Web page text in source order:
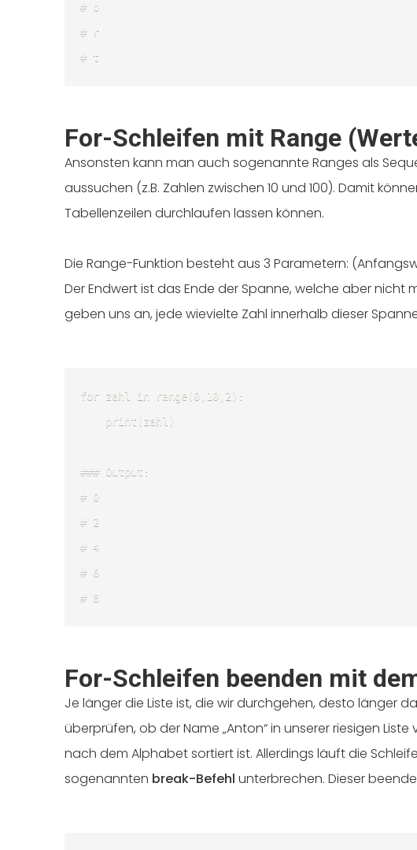
# o
# r
# t
For-Schleifen mit Range
Ansonsten kann man auch sogenannte Ranges als
aussuchen (z.B. Zahlen zwischen 10 und 100). Damit
Tabellenzeilen durchlaufen lassen können.
Die Range-Funktion besteht aus 3 Parametern:
Der Endwert ist das Ende der Spanne, welche aber nicht
geben uns an, jede wievielte Zahl innerhalb dieser
for zahl in range(0,10,2):
### Output:
# 0
# 2
# 4
# 6
# 8
For-Schleifen beenden mit
Je länger die Liste ist, die wir durchgehen, desto länger
überprüfen, ob der Name „Anton“ in unserer riesigen
nach dem Alphabet sortiert ist. Allerdings läuft die
sogenannten break-Befehl unterbrechen. Dieser